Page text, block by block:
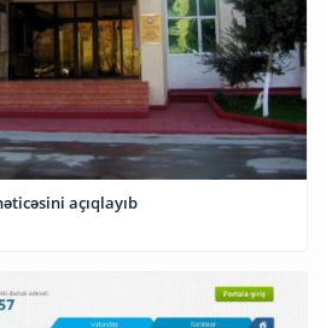
açıqlayıb